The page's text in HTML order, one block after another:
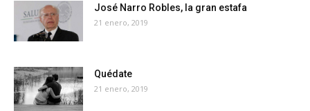
José Narro Robles, la gran estafa
21 enero, 2019
Quédate
21 enero, 2019